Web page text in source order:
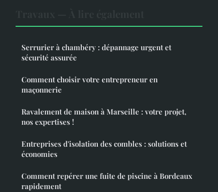
Serrurier à chambéry : dépannage urgent et
sécurité assurée
Comment choisir votre entrepreneur en
maçonnerie
Ravalement de maison à Marseille : votre projet,
nos expertises !
Entreprises d'isolation des combles : solutions et
économies
Comment repérer une fuite de piscine à Bordeaux
rapidement